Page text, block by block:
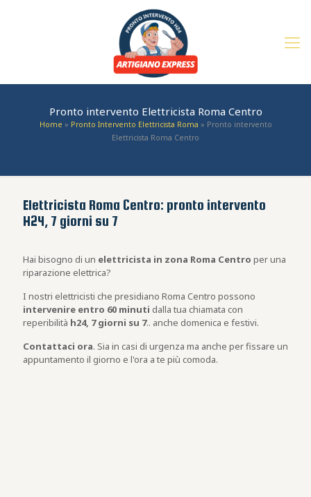
Pronto intervento Elettricista Roma Centro
Home » Pronto Intervento Elettricista Roma » Pronto intervento
Elettricista Roma Centro
Elettricista Roma Centro: pronto intervento
H24, 7 giorni su 7
Hai bisogno di un elettricista in zona Roma Centro per una
riparazione elettrica?
I nostri elettricisti che presidiano Roma Centro possono
intervenire entro 60 minuti dalla tua chiamata con
reperibilità h24, 7 giorni su 7.. anche domenica e festivi.
Contattaci ora. Sia in casi di urgenza ma anche per fissare un
appuntamento il giorno e l'ora a te più comoda.